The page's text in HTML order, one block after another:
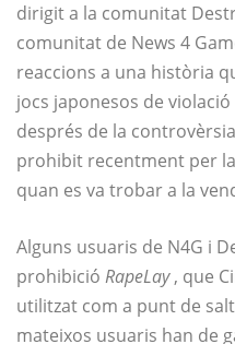
dirigit a la comunitat
comunitat de News 4
reaccions a una història
jocs japonesos de
després de la
prohibit recentment per
quan es va trobar a la
Alguns usuaris de N4G i
prohibició RapeLay, que
utilitzat com a punt de
mateixos usuaris han de